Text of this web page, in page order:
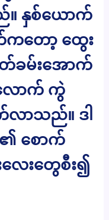
နှစ်ယောက်
တော့ ထွေး
ခမ်းအောက်
ောက် ကွဲ
လာသည်။ ဒါ
စောက်
ေးတွေစီး၍